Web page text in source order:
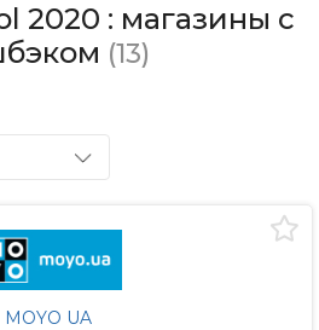
2020 : магазины с
(13)
MOYO UA